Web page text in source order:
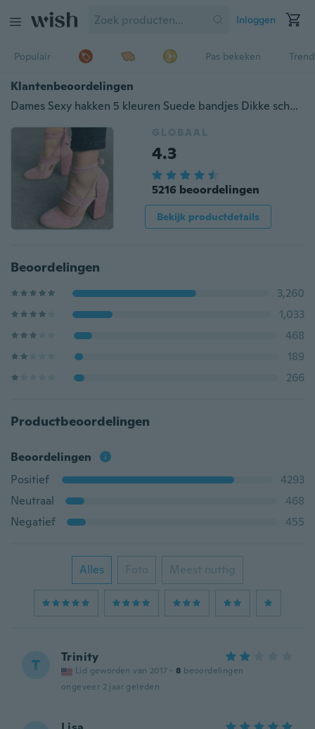
Inloggen
Populair Pas bekeken
Klantenbeoordelingen
Dames Sexy hakken 5 kleuren Suede bandjes Dikke schoenen met hoge hakken Zomerfeest sandalen
GLOBAAL
4.3
5216 beoordelingen
Bekijk productdetails
Beoordelingen
3,260
1,033
468
189
266
Productbeoordelingen
Beoordelingen
Positief
4293
Neutraal
468
Negatief
455
Alles Foto Meest nuttig
T Trinity
Lid geworden van 2017 · 8 beoordelingen
ongeveer 2 jaar geleden